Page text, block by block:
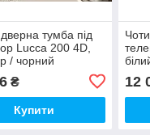
тумба під
Lucca 200 4D,
/ чорний
₴
Купити
12